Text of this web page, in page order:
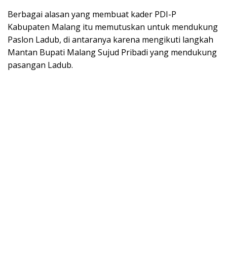
Berbagai alasan yang membuat kader PDI-P
Kabupaten Malang itu memutuskan untuk mendukung
Paslon Ladub, di antaranya karena mengikuti langkah
Mantan Bupati Malang Sujud Pribadi yang mendukung
pasangan Ladub.